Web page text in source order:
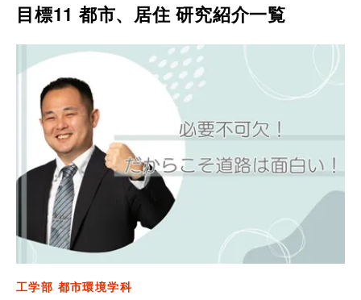
目標11 都市、居住 研究紹介一覧
工学部 都市環境学科